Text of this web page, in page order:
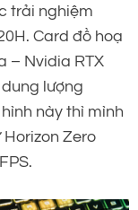
trải nghiệm
Card đồ hoạ
– Nvidia RTX
lượng
này thì mình
Zero